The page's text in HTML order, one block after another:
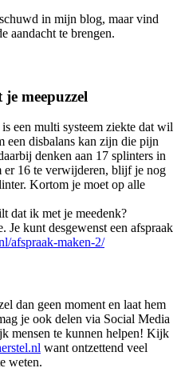
in mijn blog, maar vind
aandacht te brengen.
meepuzzel
een multi systeem ziekte dat wil
een disbalans kan zijn die pijn
denken aan 17 splinters in
er 16 te verwijderen, blijf je nog
Kortom je moet op alle
dat ik met je meedenk?
Je kunt desgewenst een afspraak
afspraak-maken-2/
dan geen moment en laat hem
je ook delen via Social Media
mensen te kunnen helpen! Kijk
want ontzettend veel
weten.